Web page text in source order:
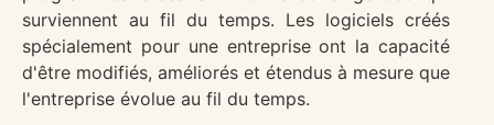
surviennent au fil du temps. Les logiciels créés
spécialement pour une entreprise ont la capacité
d'être modifiés, améliorés et étendus à mesure que
l'entreprise évolue au fil du temps.